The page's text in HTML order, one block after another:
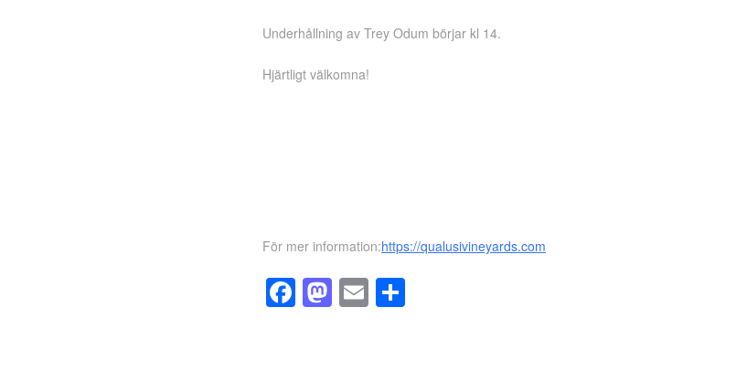
Underhållning av Trey Odum börjar kl 14.
Hjärtligt välkomna!
För mer information:https://qualusivineyards.com
Facebook
Mastodon
Email